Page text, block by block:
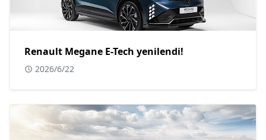
Renault Megane E-Tech yenilendi!
2026/6/22